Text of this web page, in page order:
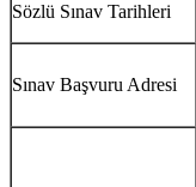
Sözlü Sınav Tarihleri
Sınav Başvuru Adresi